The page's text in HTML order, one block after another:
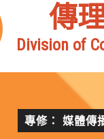
傳
Division of
專修： 媒體傳